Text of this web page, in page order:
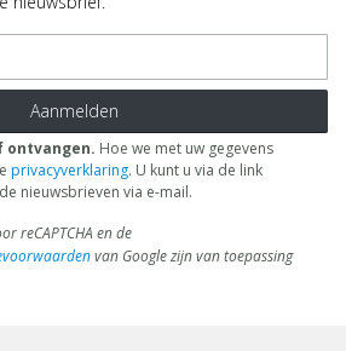
Aanmelden
ontvangen. Hoe we met uw gegevens
privacyverklaring. U kunt u via de link
nieuwsbrieven via e-mail.
reCAPTCHA en de
van Google zijn van toepassing